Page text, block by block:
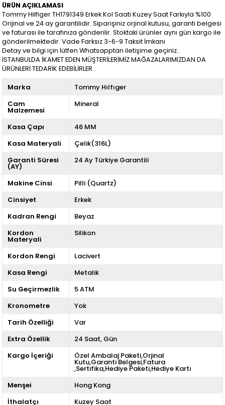
ÜRÜN AÇIKLAMASI
Tommy Hilfiger TH1791349 Erkek Kol Saati Kuzey Saat Farkıyla %100
Orijinal ve 24 ay garantilidir. Siparişiniz orjinal kutusu, garanti belgesi
ve faturası ile tarafınıza gönderilir. Stoktaki ürünler aynı gün kargo ile
gönderilmektedir. Vade Farksız 3-6-9 Taksit İmkanı
Detay ve bilgi için lütfen Whatsapptan iletişime geçiniz..
İSTANBULDA İKAMET EDEN MÜŞTERİLERİMİZ MAĞAZALARIMIZDAN DA
ÜRÜNLERİ TEDARİK EDEBİLİRLER..
Marka
Tommy Hılfıger
Cam
Malzemesi
Mineral
Kasa Çapı
46 MM
Kasa Materyali
Çelik(316L)
Garanti Süresi
(AY)
24 Ay Türkiye Garantili
Makine Cinsi
Pilli (Quartz)
Cinsiyet
Erkek
Kadran Rengi
Beyaz
Kordon
Materyali
Silikon
Kordon Rengi
Lacivert
Kasa Rengi
Metalik
Su Geçirmezlik
5 ATM
Kronometre
Yok
Tarih Özelliği
Var
Extra Özellik
24 Saat Gün
Kargo İçeriği
Özel Ambalaj Paketi,Orjinal
Kutu,Garanti Belgesi,Fatura
,Sertifika,Hediye Paketi,Hediye Kartı
Menşei
Hong Kong
İthalatçı
Kuzey Saat